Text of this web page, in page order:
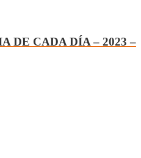
DE CADA DÍA – 2023 –